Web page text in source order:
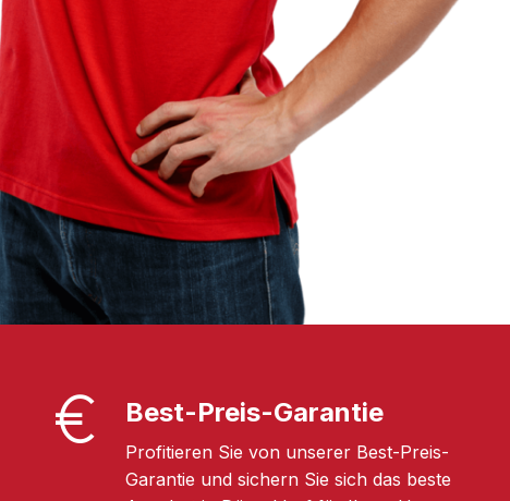
Best-Preis-Garantie
Profitieren Sie von unserer Best-Preis-
Garantie und sichern Sie sich das beste